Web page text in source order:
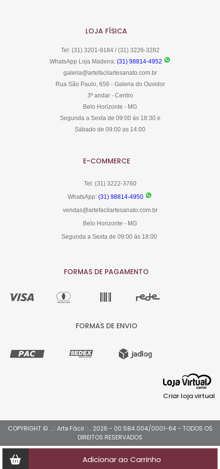
Adicionar ao Carrinho
LOJA FÍSICA
Tel: (31) 3201-9184 / (31) 3226-3282
WhatsApp Loja Madeira: (31) 98814-4952
galeria@artefacilartesanato.com.br
Rua São Paulo, 656 - Galeria do Ouvidor
3º andar - Centro
Belo Horizonte - MG
Segunda a Sexta de 09:00 ás 18:30 e
Sábado de 09:00 as 14:00
E-COMMERCE
Tel: (31) 3222-3760
WhatsApp: (31) 98814-4950
vendas@artefacilartesanato.com.br
Belo Horizonte - MG
Segunda a Sexta de 09:00 ás 18:00
FORMAS DE PAGAMENTO
FORMAS DE ENVIO
Criar loja virtual
COPYRIGHT © ..:: Arte Fácil ::.. 2026 - 00.584.004/0001-64 - TODOS OS
DIREITOS RESERVADOS